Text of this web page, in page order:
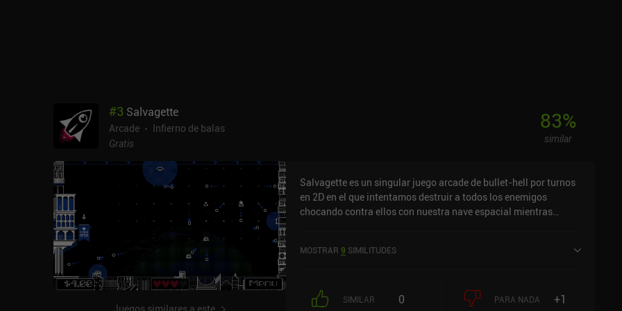
#3 Salvagette
Arcade
Infierno de balas
Gratis
83%
similar
Juegos similares a este
Salvagette es un singular juego arcade de bullet-hell por turnos
en 2D en el que intentamos destruir a todos los enemigos
chocando contra ellos con nuestra nave espacial mientras
mueve cuando nosotros nos movemos, tenemos tiempo de sobra
más enemigos. Cuando finalmente morimos, tenemos que volver
MOSTRAR 9 SIMILITUDES
SIMILAR 0 PARA NADA +1